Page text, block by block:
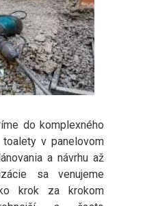
do komplexného
toalety v panelovom
a návrhu až
sa venujeme
krok za krokom